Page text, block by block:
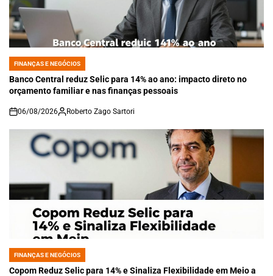
POSTED
IN
FINANÇAS E NEGÓCIOS
Banco Central reduz Selic para 14% ao ano: impacto direto no
orçamento familiar e nas finanças pessoais
on
06/08/2026 Roberto Zago Sartori
POSTED
IN
FINANÇAS E NEGÓCIOS
Copom Reduz Selic para 14% e Sinaliza Flexibilidade em Meio a